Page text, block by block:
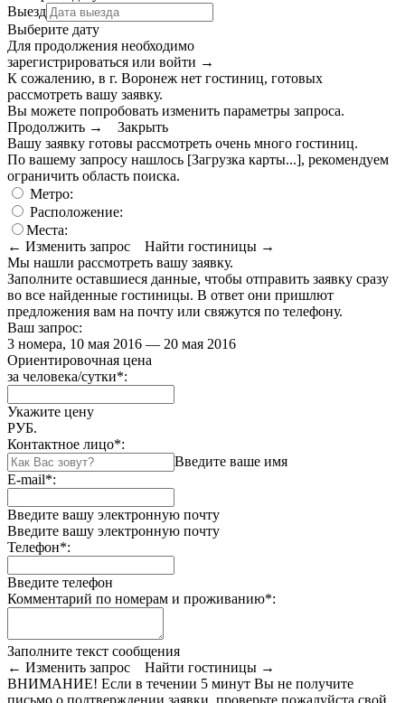
Выезд
Выберите дату
Для продолжения необходимо
зарегистрироваться или войти →
К сожалению, в г. Воронеж нет гостиниц, готовых
рассмотреть вашу заявку.
Вы можете попробовать изменить параметры запроса.
Продолжить →
Закрыть
Вашу заявку готовы рассмотреть очень много гостиниц.
По вашему запросу нашлось [Загрузка карты...], рекомендуем
ограничить область поиска.
Метро:
Расположение:
Места:
← Изменить запрос
Найти гостиницы →
Мы нашли рассмотреть вашу заявку.
Заполните оставшиеся данные, чтобы отправить заявку сразу
во все найденные гостиницы. В ответ они пришлют
предложения вам на почту или свяжутся по телефону.
Ваш запрос:
3 номера, 10 мая 2016 — 20 мая 2016
Ориентировочная цена
за человека/сутки*:
Укажите цену
РУБ.
Контактное лицо*:
Введите ваше имя
E-mail*:
Введите вашу электронную почту
Введите вашу электронную почту
Телефон*:
Введите телефон
Комментарий по номерам и проживанию*:
Заполните текст сообщения
← Изменить запрос
Найти гостиницы →
ВНИМАНИЕ! Если в течении 5 минут Вы не получите
письмо о подтверждении заявки, проверьте пожалуйста свой